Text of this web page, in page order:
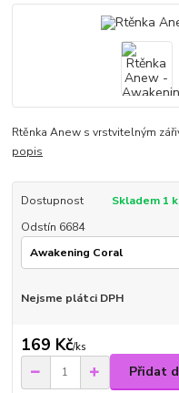
Rtěnka Anew s vrstvitelným
popis
Dostupnost
Skladem 1
Odstín 6684
Nejsme plátci DPH
169 Kč/ks
Přidat